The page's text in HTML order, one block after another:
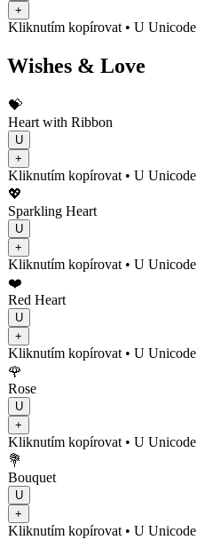
+
Kliknutím kopírovat • U Unicode
Wishes & Love
💝
Heart with Ribbon
U
+
Kliknutím kopírovat • U Unicode
💖
Sparkling Heart
U
+
Kliknutím kopírovat • U Unicode
❤️
Red Heart
U
+
Kliknutím kopírovat • U Unicode
🌹
Rose
U
+
Kliknutím kopírovat • U Unicode
💐
Bouquet
U
+
Kliknutím kopírovat • U Unicode